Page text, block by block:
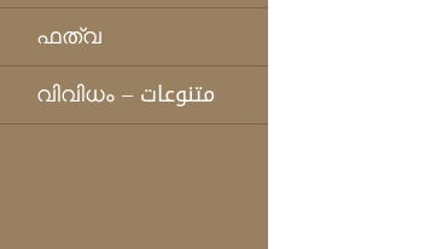
ഫത്‌വ
വിവിധം – متنوعات